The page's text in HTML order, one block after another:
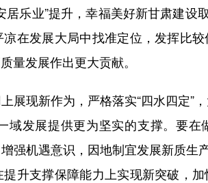
居乐业”提升，幸福美好新甘肃建设
在发展大局中找准定位，发挥比
量发展作出更大贡献。
现新作为，严格落实“四水四定”
域发展提供更为坚实的支撑。要
强机遇意识，因地制宜发展新质生
升支撑保障能力上实现新突破，